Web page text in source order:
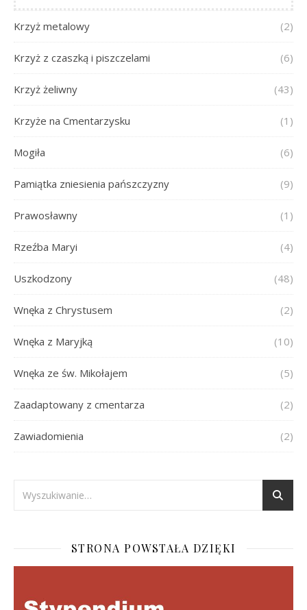
Krzyż metalowy (2)
Krzyż z czaszką i piszczelami (6)
Krzyż żeliwny (43)
Krzyże na Cmentarzysku (1)
Mogiła (6)
Pamiątka zniesienia pańszczyzny (9)
Prawosławny (1)
Rzeźba Maryi (4)
Uszkodzony (48)
Wnęka z Chrystusem (2)
Wnęka z Maryjką (10)
Wnęka ze św. Mikołajem (5)
Zaadaptowany z cmentarza (2)
Zawiadomienia (2)
STRONA POWSTAŁA DZIĘKI